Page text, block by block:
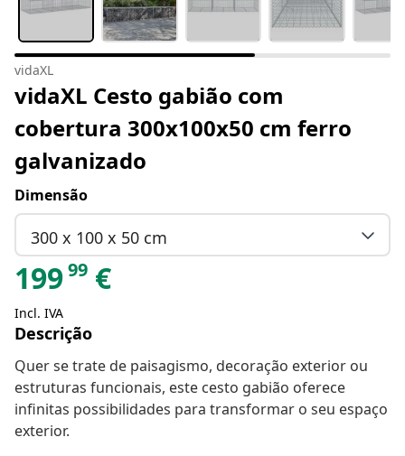
vidaXL
vidaXL Cesto gabião com
cobertura 300x100x50 cm ferro
galvanizado
Dimensão
300 x 100 x 50 cm
19999 €
Incl. IVA
Descrição
Quer se trate de paisagismo, decoração exterior ou
estruturas funcionais, este cesto gabião oferece
infinitas possibilidades para transformar o seu espaço
exterior.